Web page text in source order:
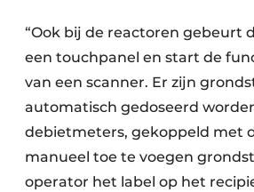
“Ook bij de reactoren gebeurt
een touchpanel en start de
van een scanner. Er zijn
automatisch gedoseerd
debietmeters, gekoppeld met
manueel toe te voegen
operator het label op het